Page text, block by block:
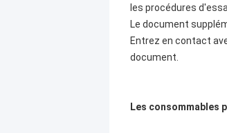
les procédures
Le document
Entrez en contact
document.
Les consommables